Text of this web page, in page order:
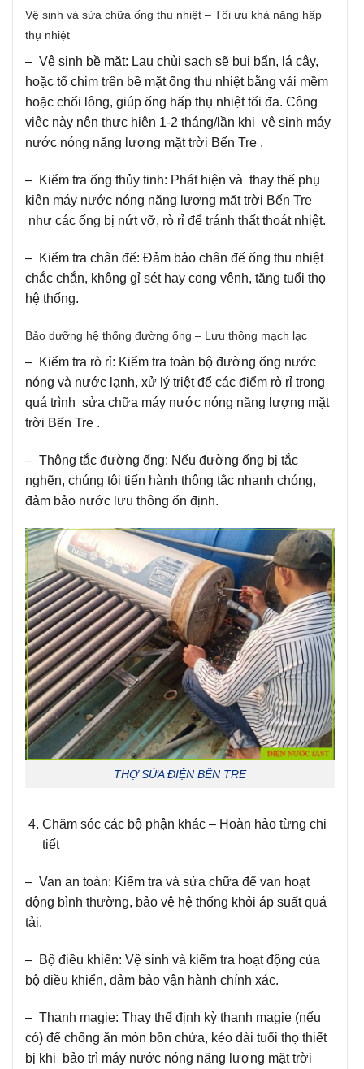
Vệ sinh và sửa chữa ống thu nhiệt – Tối ưu khả năng hấp
thụ nhiệt
– Vệ sinh bề mặt: Lau chùi sạch sẽ bụi bẩn, lá cây,
hoặc tổ chim trên bề mặt ống thu nhiệt bằng vải mềm
hoặc chổi lông, giúp ống hấp thụ nhiệt tối đa. Công
việc này nên thực hiện 1-2 tháng/lần khi vệ sinh máy
nước nóng năng lượng mặt trời Bến Tre .
– Kiểm tra ống thủy tinh: Phát hiện và thay thế phụ
kiện máy nước nóng năng lượng mặt trời Bến Tre
như các ống bị nứt vỡ, rò rỉ để tránh thất thoát nhiệt.
– Kiểm tra chân đế: Đảm bảo chân đế ống thu nhiệt
chắc chắn, không gỉ sét hay cong vênh, tăng tuổi thọ
hệ thống.
Bảo dưỡng hệ thống đường ống – Lưu thông mạch lạc
– Kiểm tra rò rỉ: Kiểm tra toàn bộ đường ống nước
nóng và nước lạnh, xử lý triệt để các điểm rò rỉ trong
quá trình sửa chữa máy nước nóng năng lượng mặt
trời Bến Tre .
– Thông tắc đường ống: Nếu đường ống bị tắc
nghẽn, chúng tôi tiến hành thông tắc nhanh chóng,
đảm bảo nước lưu thông ổn định.
THỢ SỬA ĐIỆN BẾN TRE
Chăm sóc các bộ phận khác – Hoàn hảo từng chi
tiết
– Van an toàn: Kiểm tra và sửa chữa để van hoạt
động bình thường, bảo vệ hệ thống khỏi áp suất quá
tải.
– Bộ điều khiển: Vệ sinh và kiểm tra hoạt động của
bộ điều khiển, đảm bảo vận hành chính xác.
– Thanh magie: Thay thế định kỳ thanh magie (nếu
có) để chống ăn mòn bồn chứa, kéo dài tuổi thọ thiết
bị khi bảo trì máy nước nóng năng lượng mặt trời